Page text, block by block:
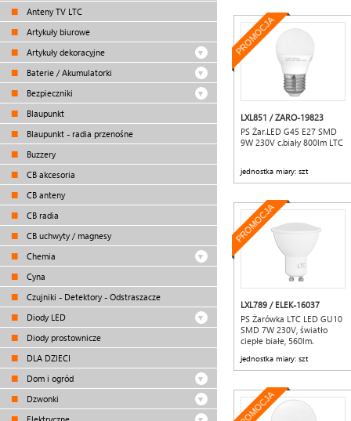
Anteny TV LTC
Artykuły biurowe
Artykuły dekoracyjne
Baterie / Akumulatorki
Bezpieczniki
Blaupunkt
Blaupunkt - radia przenośne
Buzzery
CB akcesoria
CB anteny
CB radia
CB uchwyty / magnesy
Chemia
Cyna
Czujniki - Detektory - Odstraszacze
Diody LED
Diody prostownicze
DLA DZIECI
Dom i ogród
Dzwonki
PROMOCJA
LXL851 / ZARO-19823
PS Żar.LED G45 E27 SMD
9W 230V c.biały 800lm LTC
jednostka miary: szt
PROMOCJA
LXL789 / ELEK-16037
PS Żarówka LTC LED GU10
SMD 7W 230V, światło
ciepłe białe, 560lm.
jednostka miary: szt
PROMOCJA